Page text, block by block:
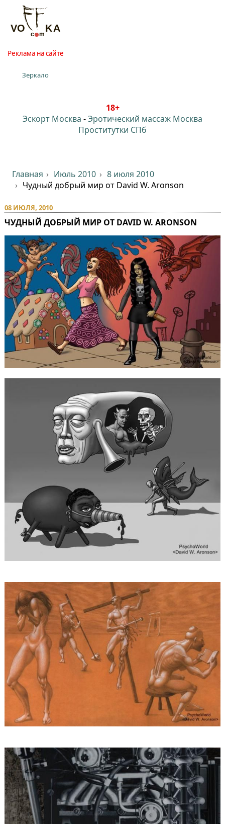
Реклама на сайте
Зеркало
18+
Эскорт Москва -Эротический массаж Москва
Проститутки СПб
Главная Июль 2010
8 июля 2010
Чудный добрый мир от David W. Aronson
08 ИЮЛЯ, 2010
ЧУДНЫЙ ДОБРЫЙ МИР ОТ DAVID W. ARONSON